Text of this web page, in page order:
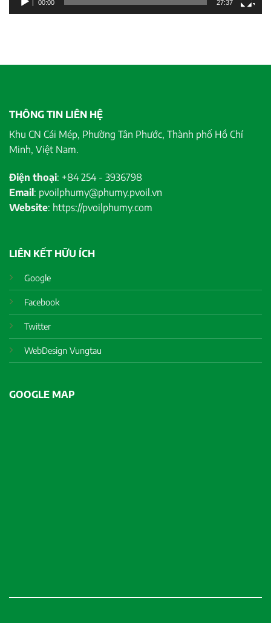
00:00 27:37
THÔNG TIN LIÊN HỆ
Khu CN Cái Mép, Phường Tân Phước, Thành phố Hồ Chí
Minh, Việt Nam.
Điện thoại: +84 254 - 3936798
Email : pvoilphumy@phumy.pvoil.vn
Website: https://pvoilphumy.com
LIÊN KẾT HỮU ÍCH
Google
Facebook
Twitter
WebDesign Vungtau
GOOGLE MAP